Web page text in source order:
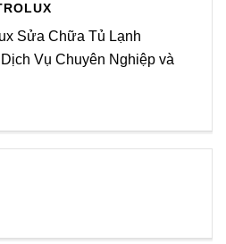
Sửa Chữa Tủ Lạnh
Vụ Chuyên Nghiệp và